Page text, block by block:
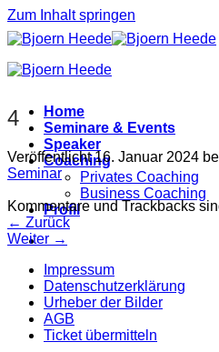
Zum Inhalt springen
Home
Seminare & Events
Speaker
Coaching
Privates Coaching
Business Coaching
Profil
4
Veröffentlicht16. Januar 2024
Seminar
Kommentare und Trackbacks
← Zurück
Weiter →
Impressum
Datenschutzerklärung
Urheber der Bilder
AGB
Ticket übermitteln